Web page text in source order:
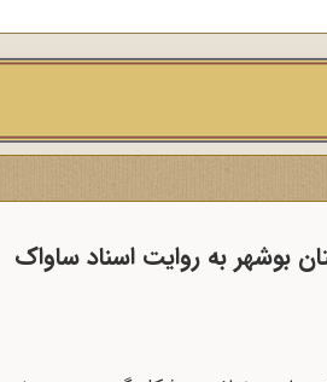
بوشهر به روایت اسناد ساواک